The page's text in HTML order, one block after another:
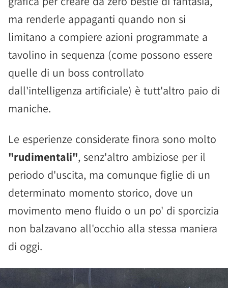
ma renderle appaganti quando non si
limitano a compiere azioni programmate a
tavolino in sequenza (come possono essere
quelle di un boss controllato
dall'intelligenza artificiale) è tutt'altro paio di
maniche.
Le esperienze considerate finora sono molto
"rudimentali", senz'altro ambiziose per il
periodo d'uscita, ma comunque figlie di un
determinato momento storico, dove un
movimento meno fluido o un po' di sporcizia
non balzavano all'occhio alla stessa maniera
di oggi.